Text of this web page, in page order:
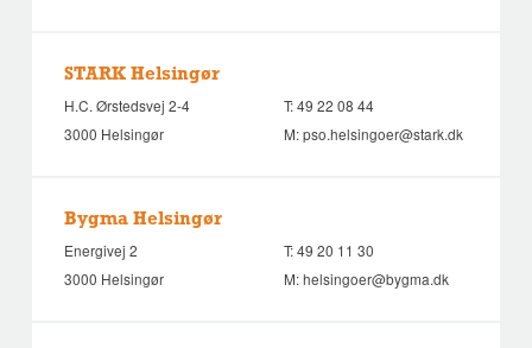
STARK Helsingør
H.C. Ørstedsvej 2-4
3000 Helsingør
T:49 22 08 44
M:pso.helsingoer@stark.dk
Bygma Helsingør
Energivej 2
3000 Helsingør
T:49 20 11 30
M:helsingoer@bygma.dk